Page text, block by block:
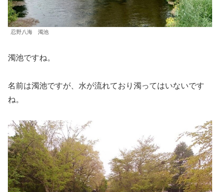
忍野八海 濁池
濁池ですね。
名前は濁池ですが、水が流れており濁ってはいないです
ね。